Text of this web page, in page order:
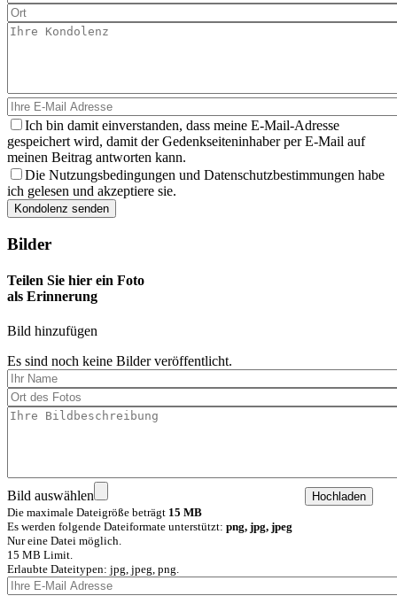
Ich bin damit einverstanden, dass meine E-Mail-Adresse
gespeichert wird, damit der Gedenkseiteninhaber per E-Mail auf
meinen Beitrag antworten kann.
Die Nutzungsbedingungen und Datenschutzbestimmungen habe
ich gelesen und akzeptiere sie.
Bilder
Teilen Sie hier ein Foto
als Erinnerung
Bild hinzufügen
Es sind noch keine Bilder veröffentlicht.
Bild auswählen
Die maximale Dateigröße beträgt 15 MB
Es werden folgende Dateiformate unterstützt: png, jpg, jpeg
Nur eine Datei möglich.
15 MB Limit.
Erlaubte Dateitypen: jpg, jpeg, png.